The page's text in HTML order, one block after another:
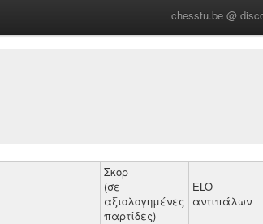
chesstu.be @
Σκορ
(σε
αξιολογημένες
παρτίδες)
ELO
αντιπάλων